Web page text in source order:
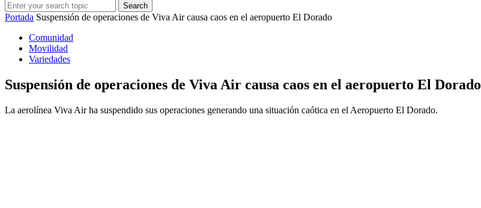
Search
Portada Suspensión de operaciones de Viva Air causa caos en el aeropuerto El Dorado
Comunidad
Movilidad
Variedades
Suspensión de operaciones de Viva Air causa caos en el aeropuerto El Dorado
La aerolínea Viva Air ha suspendido sus operaciones generando una situación caótica en el Aeropuerto El Dorado.